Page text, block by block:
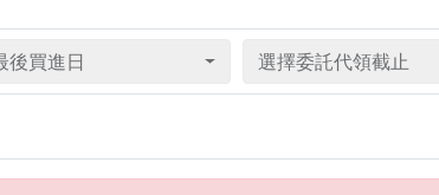
後買進日 選擇委託代領截止